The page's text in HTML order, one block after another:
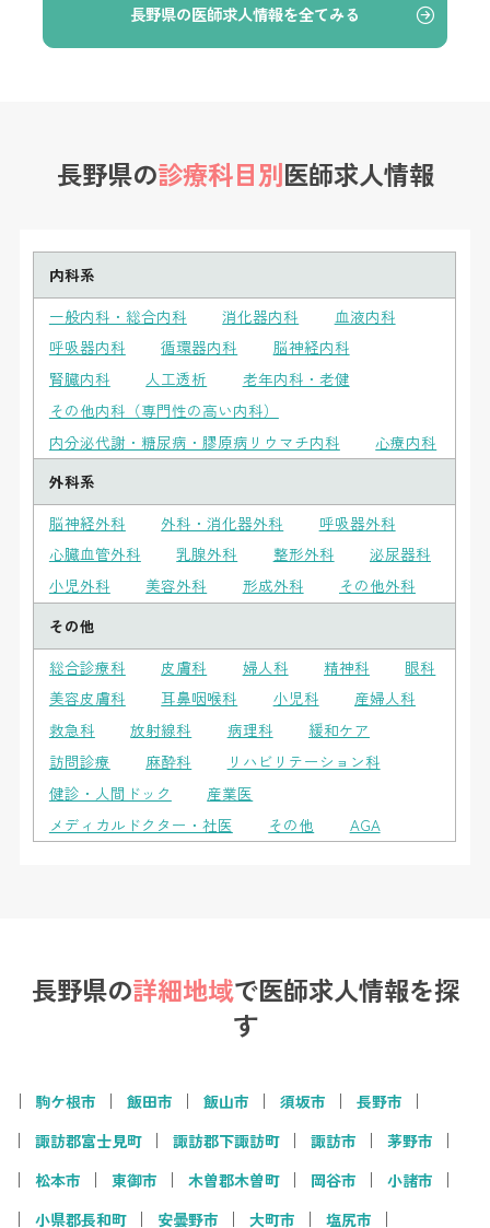
長野県の医師求人情報を全てみる
長野県の診療科目別医師求人情報
内科系
一般内科・総合内科
消化器内科
血液内科
呼吸器内科
循環器内科
脳神経内科
腎臓内科
人工透析
老年内科・老健
その他内科（専門性の高い内科）
内分泌代謝・糖尿病・膠原病リウマチ内科
心療内科
外科系
脳神経外科
外科・消化器外科
呼吸器外科
心臓血管外科
乳腺外科 整形外科
泌尿器科
小児外科
美容外科 形成外科
その他外科
その他
総合診療科
皮膚科 婦人科 精神科
眼科
美容皮膚科
耳鼻咽喉科 小児科
産婦人科
救急科
放射線科 病理科
緩和ケア
訪問診療
麻酔科
リハビリテーション科
健診・人間ドック
産業医
メディカルドクター・社医
その他 AGA
長野県の詳細地域で医師求人情報を探
す
駒ケ根市 飯田市 飯山市 須坂市
長野市
諏訪郡富士見町
諏訪郡下諏訪町 諏訪市
茅野市
松本市
東御市 木曽郡木曽町 岡谷市
小諸市
小県郡長和町
安曇野市 大町市
塩尻市